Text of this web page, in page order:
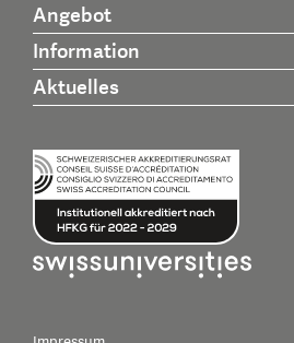
Angebot
Information
Aktuelles